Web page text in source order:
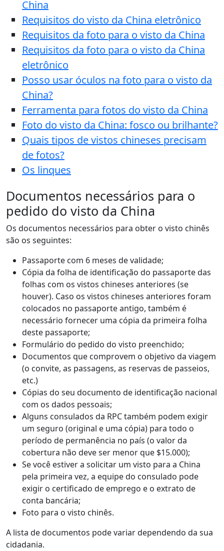
China
Requisitos do visto da China eletrônico
Requisitos da foto para o visto da China
Requisitos da foto para o visto da China
eletrônico
Posso usar óculos na foto para o visto da
China?
Ferramenta para fotos do visto da China
Foto do visto da China: fosco ou brilhante?
Quais tipos de vistos chineses precisam
de fotos?
Os linques
Documentos necessários para o
pedido do visto da China
Os documentos necessários para obter o visto chinês
são os seguintes:
Passaporte com 6 meses de validade;
Cópia da folha de identificação do passaporte das
folhas com os vistos chineses anteriores (se
houver). Caso os vistos chineses anteriores foram
colocados no passaporte antigo, também é
necessário fornecer uma cópia da primeira folha
deste passaporte;
Formulário do pedido do visto preenchido;
Documentos que comprovem o objetivo da viagem
(o convite, as passagens, as reservas de passeios,
etc.)
Cópias do seu documento de identificação nacional
com os dados pessoais;
Alguns consulados da RPC também podem exigir
um seguro (original e uma cópia) para todo o
período de permanência no país (o valor da
cobertura não deve ser menor que $15.000);
Se você estiver a solicitar um visto para a China
pela primeira vez, a equipe do consulado pode
exigir o certificado de emprego e o extrato de
conta bancária;
Foto para o visto chinês.
A lista de documentos pode variar dependendo da sua
cidadania.